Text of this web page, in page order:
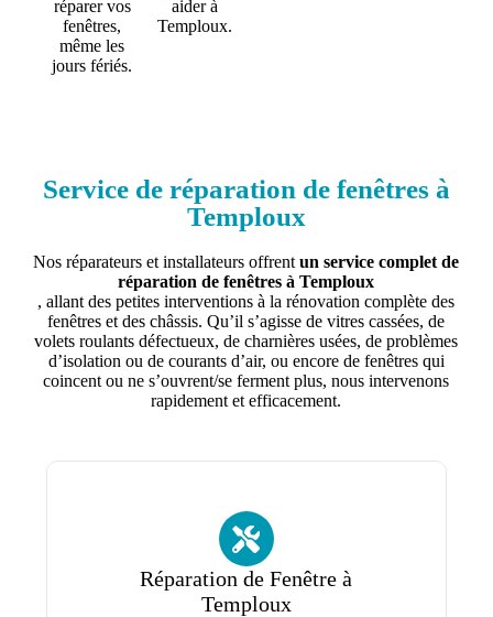
réparer vos
fenêtres,
même les
jours fériés.
aider à
Temploux.
Service de réparation de fenêtres à
Temploux
Nos réparateurs et installateurs offrentun service complet de
réparation de fenêtres à Temploux
, allant des petites interventions à la rénovation complète des
fenêtres et des châssis. Qu’il s’agisse de vitres cassées, de
volets roulants défectueux, de charnières usées, de problèmes
d’isolation ou de courants d’air, ou encore de fenêtres qui
coincent ou ne s’ouvrent/se ferment plus, nous intervenons
rapidement et efficacement.
Réparation de Fenêtre à
Temploux